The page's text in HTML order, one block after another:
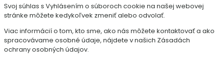
Svoj súhlas s Vyhlásením o súboroch cookie na našej webovej
stránke môžete kedykoľvek zmeniť alebo odvolať.
Viac informácií o tom, kto sme, ako nás môžete kontaktovať a ako
spracovávame osobné údaje, nájdete v našich Zásadách
ochrany osobných údajov.